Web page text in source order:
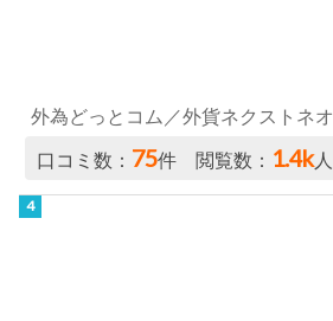
外為どっとコム／外貨ネクストネオ
口コミ数： 75件 閲覧数： 1.4k人